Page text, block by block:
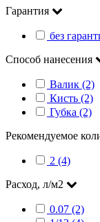
Гарантия
без
Способ нанесения
Валик (2)
Кисть (2)
Губка (2)
Рекомендуемое
2 (4)
Расход, л/м2
0.07 (2)